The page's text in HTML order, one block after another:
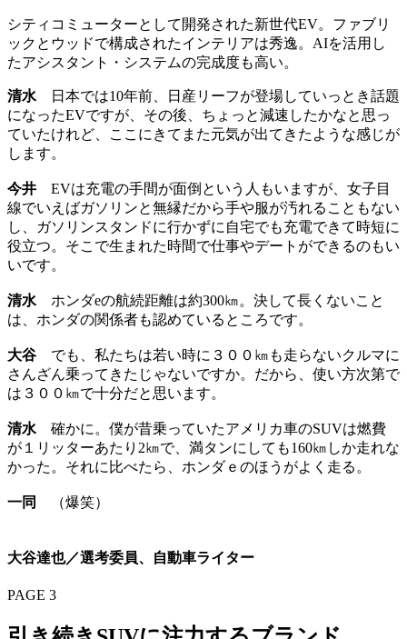
シティコミューターとして開発された新世代EV。ファブリ
ックとウッドで構成されたインテリアは秀逸。AIを活用し
たアシスタント・システムの完成度も高い。
清水 日本では10年前、日産リーフが登場していっとき話題
になったEVですが、その後、ちょっと減速したかなと思っ
ていたけれど、ここにきてまた元気が出てきたような感じが
します。
今井 EVは充電の手間が面倒という人もいますが、女子目
線でいえばガソリンと無縁だから手や服が汚れることもない
し、ガソリンスタンドに行かずに自宅でも充電できて時短に
役立つ。そこで生まれた時間で仕事やデートができるのもい
いです。
清水 ホンダeの航続距離は約300㎞。決して長くないこと
は、ホンダの関係者も認めているところです。
大谷 でも、私たちは若い時に３００㎞も走らないクルマに
さんざん乗ってきたじゃないですか。だから、使い方次第で
は３００㎞で十分だと思います。
清水 確かに。僕が昔乗っていたアメリカ車のSUVは燃費
が１リッターあたり2㎞で、満タンにしても160㎞しか走れな
かった。それに比べたら、ホンダｅのほうがよく走る。
一同 （爆笑）
大谷達也／選考委員、自動車ライター
PAGE 3